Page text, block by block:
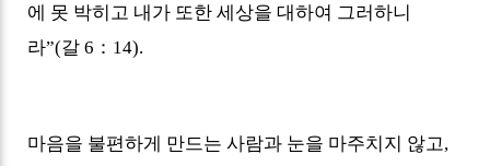
에 못 박히고 내가 또한 세상을 대하여 그러하니
라”(갈6 ： 14).
마음을 불편하게 만드는 사람과 눈을 마주치지 않고,